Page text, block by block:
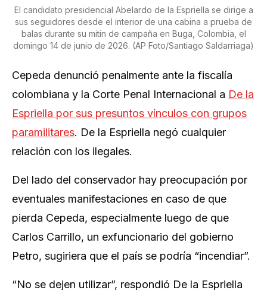
El candidato presidencial Abelardo de la Espriella se dirige a
sus seguidores desde el interior de una cabina a prueba de
balas durante su mitin de campaña en Buga, Colombia, el
domingo 14 de junio de 2026. (AP Foto/Santiago Saldarriaga)
Cepeda denunció penalmente ante la fiscalía
colombiana y la Corte Penal Internacional a De la
Espriella por sus presuntos vínculos con grupos
paramilitares. De la Espriella negó cualquier
relación con los ilegales.
Del lado del conservador hay preocupación por
eventuales manifestaciones en caso de que
pierda Cepeda, especialmente luego de que
Carlos Carrillo, un exfuncionario del gobierno
Petro, sugiriera que el país se podría “incendiar”.
“No se dejen utilizar”, respondió De la Espriella